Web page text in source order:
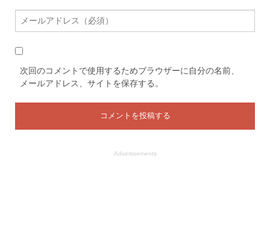
次回のコメントで使用するためブラウザーに自分の名前、
メールアドレス、サイトを保存する。
Advertisements